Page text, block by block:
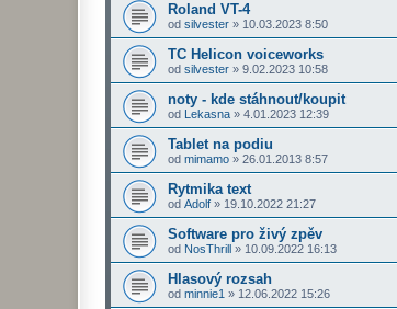
Roland VT-4
od silvester » 10.03.2023 8:50
TC Helicon voiceworks
od silvester » 9.02.2023 10:58
noty - kde stáhnout/koupit
od Lekasna » 4.01.2023 12:39
Tablet na podiu
od mimamo » 26.01.2013 8:57
Rytmika text
od Adolf » 19.10.2022 21:27
Software pro živý zpěv
od NosThrill » 10.09.2022 16:13
Hlasový rozsah
od minnie1 » 12.06.2022 15:26